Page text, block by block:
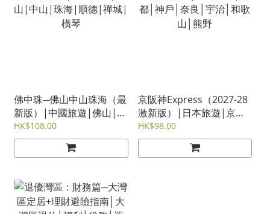
佛中珠─佛山中山珠海（最
新版）|中國旅遊|佛山|中
山|珠海|順德|禪城|橫琴
HK$108.00
京阪神Express（2027-28
激新版）|日本旅遊|京都│
神戶│奈良│宇治│和歌山│
熊野
HK$98.00